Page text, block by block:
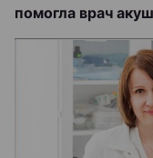
помогла врач